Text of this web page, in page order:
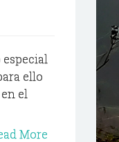
ello
el
More